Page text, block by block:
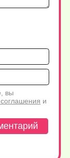
Имя*
вы
соглашения и